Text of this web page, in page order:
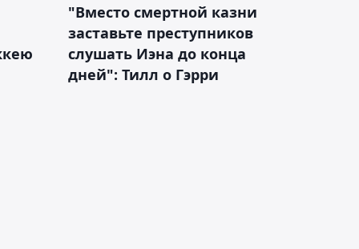
"Вместо смертной казни
заставьте преступников
слушать Иэна до конца
дней": Тилл о Гэрри